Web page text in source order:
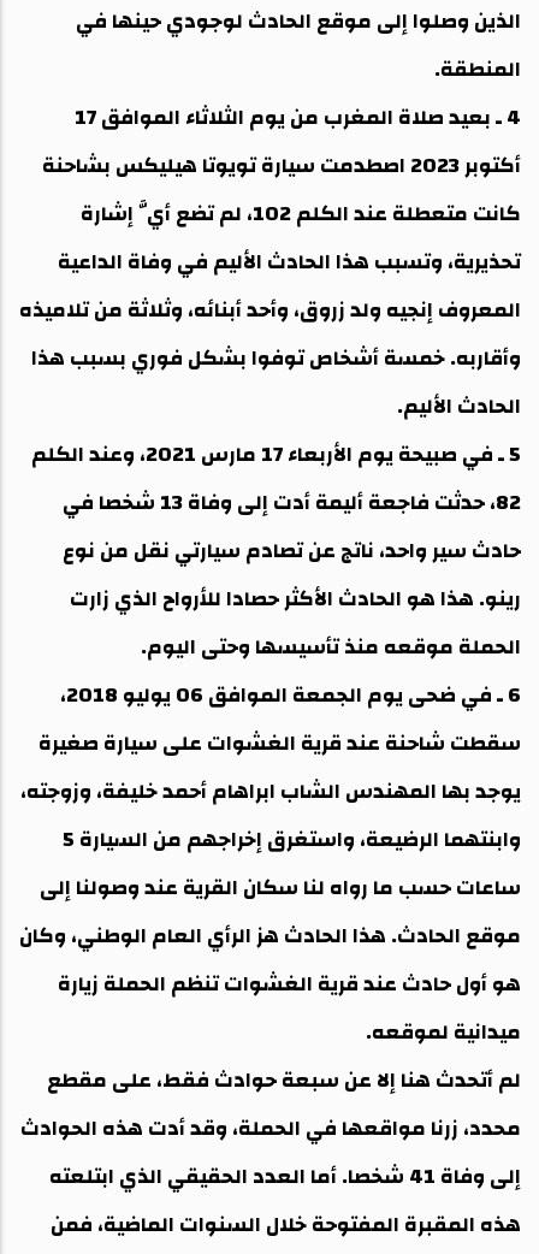
الذين وصلوا إلى موقع الحادث لوجودي حينها في
المنطقة.
4 ـ بعيد صلاة المغرب من يوم الثلاثاء الموافق 17
أكتوبر 2023 اصطدمت سيارة تويوتا هيليكس بشاحنة
كانت متعطلة عند الكلم 102، لم تضع أيَّ إشارة
تحذيرية، وتسبب هذا الحادث الأليم في وفاة الداعية
المعروف إنجيه ولد زروق، وأحد أبنائه، وثلاثة من تلاميذه
وأقاربه. خمسة أشخاص توفوا بشكل فوري بسبب هذا
الحادث الأليم.
5 ـ في صبيحة يوم الأربعاء 17 مارس 2021، وعند الكلم
82، حدثت فاجعة أليمة أدت إلى وفاة 13 شخصا في
حادث سير واحد، ناتج عن تصادم سيارتي نقل من نوع
رينو. هذا هو الحادث الأكثر حصادا للأرواح الذي زارت
الحملة موقعه منذ تأسيسها وحتى اليوم.
6 ـ في ضحى يوم الجمعة الموافق 06 يوليو 2018،
سقطت شاحنة عند قرية الغشوات على سيارة صغيرة
يوجد بها المهندس الشاب ابراهام أحمد خليفة، وزوجته،
وابنتهما الرضيعة، واستغرق إخراجهم من السيارة 5
ساعات حسب ما رواه لنا سكان القرية عند وصولنا إلى
موقع الحادث. هذا الحادث هز الرأي العام الوطني، وكان
هو أول حادث عند قرية الغشوات تنظم الحملة زيارة
ميدانية لموقعه.
لم أتحدث هنا إلا عن سبعة حوادث فقط، على مقطع
محدد، زرنا مواقعها في الحملة، وقد أدت هذه الحوادث
إلى وفاة 41 شخصا. أما العدد الحقيقي الذي ابتلعته
هذه المقبرة المفتوحة خلال السنوات الماضية، فمن